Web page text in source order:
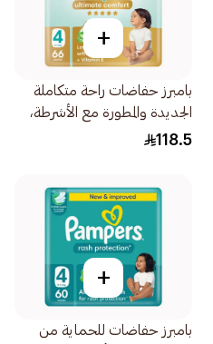
+
بامبرز حفاضات راحة متكاملة
الجديدة والمطورة مع الأشرطة،
مقاس 4، 9-14 66قطعة
118.5
+
بامبرز حفاضات للحماية من